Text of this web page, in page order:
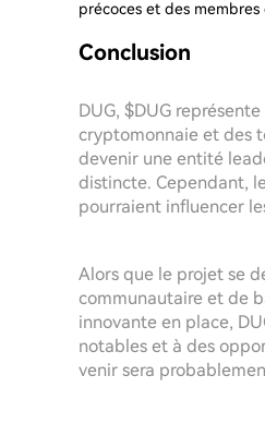
précoces et des
Conclusion
DUG, $DUG
cryptomonnaie et des
devenir une entité
distincte. Cependant,
pourraient influencer
Alors que le projet se
communautaire et de
innovante en place,
notables et à des
venir sera